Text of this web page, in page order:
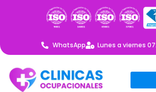
WhatsApp Lunes a viernes